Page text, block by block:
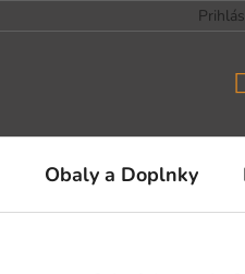
Obaly a Doplnky